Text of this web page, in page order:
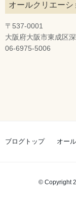
オールクリエーシ
〒537-0001
大阪府大阪市東成区
06-6975-5006
ブログトップ オー
© Copyright